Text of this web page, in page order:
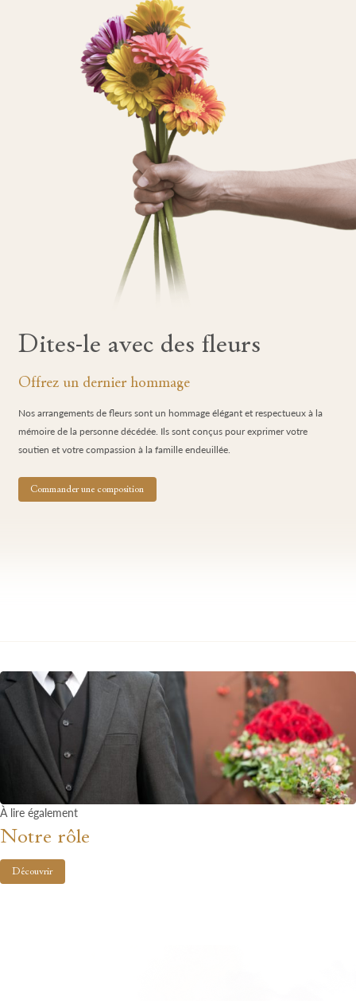
Dites-le avec des fleurs
Offrez un dernier hommage
Nos arrangements de fleurs sont un hommage élégant et respectueux à la
mémoire de la personne décédée. Ils sont conçus pour exprimer votre
soutien et votre compassion à la famille endeuillée.
Commander une composition
À lire également
Notre rôle
Découvrir